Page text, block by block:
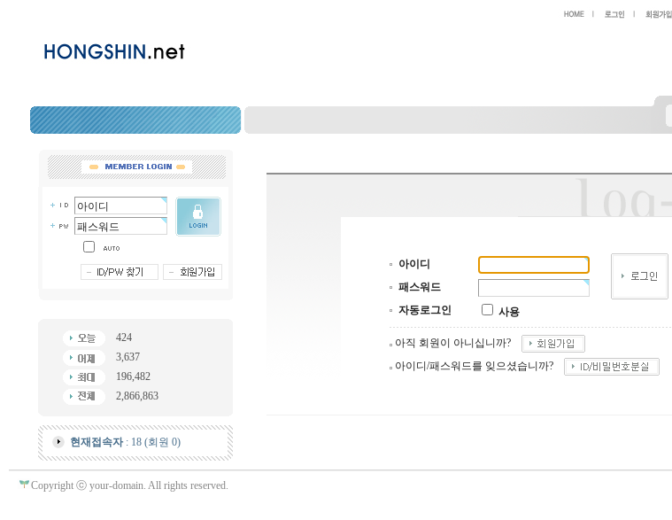
424
3,637
196,482
2,866,863
현재접속자: 18 (회원 0)
아이디
패스워드
자동로그인
사용
아직 회원이 아니십니까?
아이디/패스워드를 잊으셨습니까?
Copyright ⓒ your-domain. All rights reserved.